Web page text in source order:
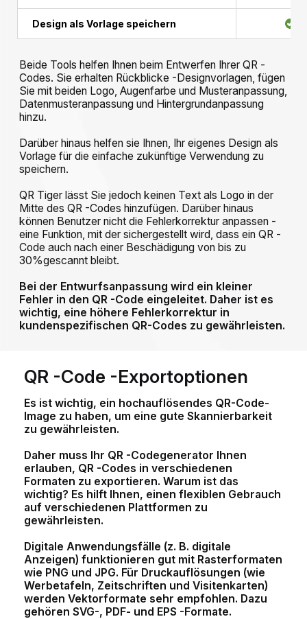
Design als Vorlage speichern
Beide Tools helfen Ihnen beim Entwerfen Ihrer QR -
Codes. Sie erhalten Rückblicke -Designvorlagen, fügen
Sie mit beiden Logo, Augenfarbe und Musteranpassung,
Datenmusteranpassung und Hintergrundanpassung
hinzu.
Darüber hinaus helfen sie Ihnen, Ihr eigenes Design als
Vorlage für die einfache zukünftige Verwendung zu
speichern.
QR Tiger lässt Sie jedoch keinen Text als Logo in der
Mitte des QR -Codes hinzufügen. Darüber hinaus
können Benutzer nicht die Fehlerkorrektur anpassen -
eine Funktion, mit der sichergestellt wird, dass ein QR -
Code auch nach einer Beschädigung von bis zu
30%gescannt bleibt.
Bei der Entwurfsanpassung wird ein kleiner
Fehler in den QR -Code eingeleitet. Daher ist es
wichtig, eine höhere Fehlerkorrektur in
kundenspezifischen QR-Codes zu gewährleisten.
QR -Code -Exportoptionen
Es ist wichtig, ein hochauflösendes QR-Code-
Image zu haben, um eine gute Skannierbarkeit
zu gewährleisten.
Daher muss Ihr QR -Codegenerator Ihnen
erlauben, QR -Codes in verschiedenen
Formaten zu exportieren. Warum ist das
wichtig? Es hilft Ihnen, einen flexiblen Gebrauch
auf verschiedenen Plattformen zu
gewährleisten.
Digitale Anwendungsfälle (z. B. digitale
Anzeigen) funktionieren gut mit Rasterformaten
wie PNG und JPG. Für Druckauflösungen (wie
Werbetafeln, Zeitschriften und Visitenkarten)
werden Vektorformate sehr empfohlen. Dazu
gehören SVG-, PDF- und EPS -Formate.